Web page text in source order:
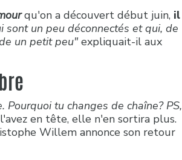
qu'on a découvert début juin, il
sont un peu déconnectés et qui, de
un petit peu"expliquait-il aux
tu changes de chaîne? PS,
en tête, elle n'en sortira plus.
Willem annonce son retour